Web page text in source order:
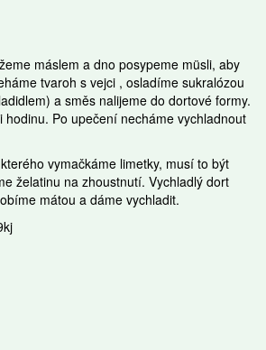
máslem a dno posypeme müsli, aby
tvaroh s vejci , osladíme sukralózou
a směs nalijeme do dortové formy.
hodinu. Po upečení necháme vychladnout
vymačkáme limetky, musí to být
želatinu na zhoustnutí. Vychladlý dort
mátou a dáme vychladit.